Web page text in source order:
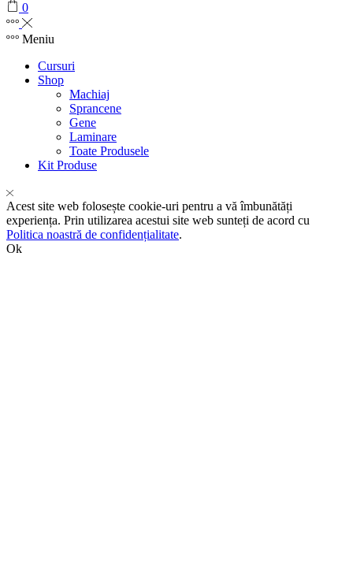
0
Meniu
Cursuri
Shop
Machiaj
Sprancene
Gene
Laminare
Toate Produsele
Kit Produse
Acest site web folosește cookie-uri pentru a vă îmbunătăți
experiența. Prin utilizarea acestui site web sunteți de acord cu
Politica noastră de confidențialitate.
Ok